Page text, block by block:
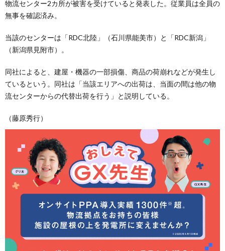
物流センター2カ所が被害を受けていると発表した。従業員は全員の
無事を確認済み。
当該のセンターは「RDC北陸」（石川県能美市）と「RDC新潟」
（新潟県見附市）。
同社によると、建屋・機器の一部損傷、商品の荷崩れなどが発生し
ているという。同社は「当該エリアへの出荷は、当面の間は他の物
流センターからの代替出荷を行う」と説明している。
（藤原秀行）